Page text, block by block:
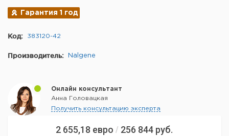
2 655,18 евро / 256 844 руб.
Гарантия 1 год
Код: 383120-42
Производитель: Nalgene
Онлайн консультант
Анна Головацкая
Получить консультацию эксперта